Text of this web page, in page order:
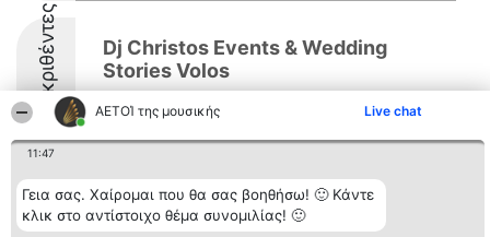
ΑΕΤΟΊ της μουσικής Live chat
11:47
Γεια σας. Χαίρομαι που θα σας βοηθήσω! 🙂 Κάντε
κλικ στο αντίστοιχο θέμα συνομιλίας! 🙂
Διακριθέντες
Dj Christos Events & Wedding
Stories Volos
10
Διοργανωτής της
κατάταξης
Κατάταξη
Διακριθέντες Επικοινωνία